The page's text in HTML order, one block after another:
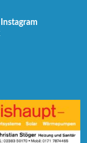
Instagram